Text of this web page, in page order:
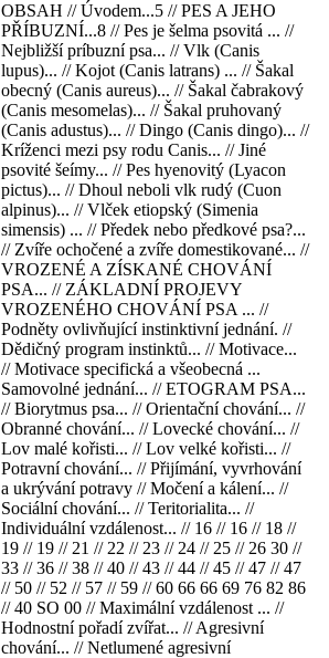
OBSAH // Úvodem...5 // PES A JEHO
PŘÍBUZNÍ...8 // Pes je šelma psovitá ... //
Nejbližší príbuzní psa... // Vlk (Canis
lupus)... // Kojot (Canis latrans) ... // Šakal
obecný (Canis aureus)... // Šakal čabrakový
(Canis mesomelas)... // Šakal pruhovaný
(Canis adustus)... // Dingo (Canis dingo)... //
Kríženci mezi psy rodu Canis... // Jiné
psovité šeímy... // Pes hyenovitý (Lyacon
pictus)... // Dhoul neboli vlk rudý (Cuon
alpinus)... // Vlček etiopský (Simenia
simensis) ... // Předek nebo předkové psa?...
// Zvíře ochočené a zvíře domestikované... //
VROZENÉ A ZÍSKANÉ CHOVÁNÍ
PSA... // ZÁKLADNÍ PROJEVY
VROZENÉHO CHOVÁNÍ PSA ... //
Podněty ovlivňující instinktivní jednání. //
Dědičný program instinktů... // Motivace...
// Motivace specifická a všeobecná ...
Samovolné jednání... // ETOGRAM PSA...
// Biorytmus psa... // Orientační chování... //
Obranné chování... // Lovecké chování... //
Lov malé kořisti... // Lov velké kořisti... //
Potravní chování... // Přijímání, vyvrhování
a ukrývání potravy // Močení a kálení... //
Sociální chování... // Teritorialita... //
Individuální vzdálenost... // 16 // 16 // 18 //
19 // 19 // 21 // 22 // 23 // 24 // 25 // 26 30 //
33 // 36 // 38 // 40 // 43 // 44 // 45 // 47 // 47
// 50 // 52 // 57 // 59 // 60 66 66 69 76 82 86
// 40 SO 00 // Maximální vzdálenost ... //
Hodnostní pořadí zvířat... // Agresivní
chování... // Netlumené agresivní